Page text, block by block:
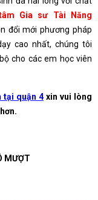
Gia sư Tài Năng
đổi mới phương pháp
cao nhất, chúng tôi
cho các em học viên
tại quận 4xin vui lòng
MƯỢT